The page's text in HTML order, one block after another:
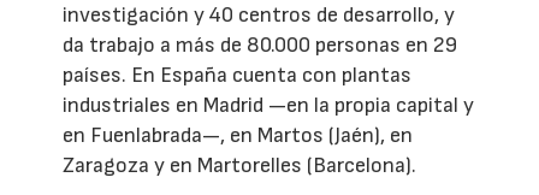
investigación y 40 centros de desarrollo, y
da trabajo a más de 80.000 personas en 29
países. En España cuenta con plantas
industriales en Madrid —en la propia capital y
en Fuenlabrada—, en Martos (Jaén), en
Zaragoza y en Martorelles (Barcelona).